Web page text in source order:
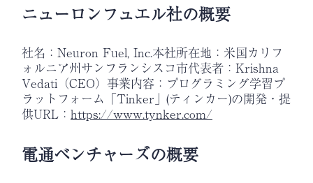
ニューロンフュエル社の概要
社名：Neuron Fuel, Inc.本社所在地：米国カリフ
ォルニア州サンフランシスコ市代表者：Krishna
Vedati（CEO）事業内容：プログラミング学習プ
ラットフォーム「Tinker」(ティンカー)の開発・提
供URL：https://www.tynker.com/
電通ベンチャーズの概要